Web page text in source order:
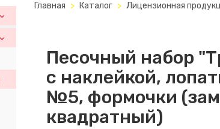
Главная Каталог Лицензионная
Песочный набор
с наклейкой,
№5, формочки
квадратный)